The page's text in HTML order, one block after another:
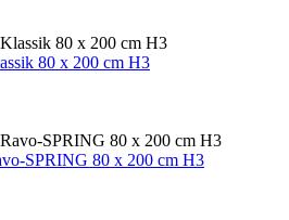
80 x 200 cm H3
SPRING 80 x 200 cm H3